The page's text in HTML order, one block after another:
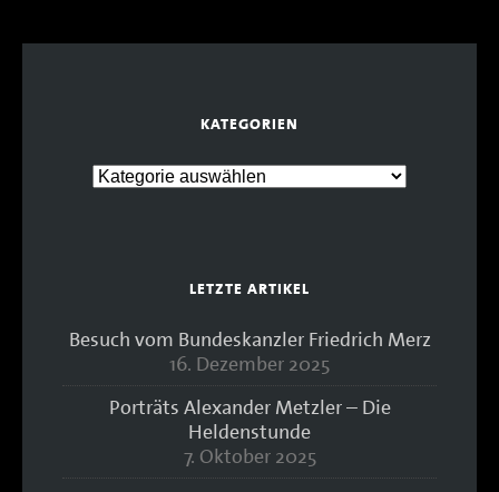
KATEGORIEN
LETZTE ARTIKEL
Besuch vom Bundeskanzler Friedrich Merz
16. Dezember 2025
Porträts Alexander Metzler – Die
Heldenstunde
7. Oktober 2025